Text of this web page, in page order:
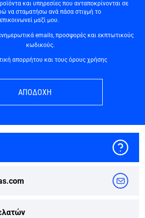
και υπηρεσίες που ανταποκρίνονται σε
να σταματήσω ανά πάσα στιγμή το
μαζί μου.
emails, προσφορές και εκπτωτικούς
κωδικούς.
απορρήτου και τους όρους χρήσης
ΑΠΟΔΟΧΗ